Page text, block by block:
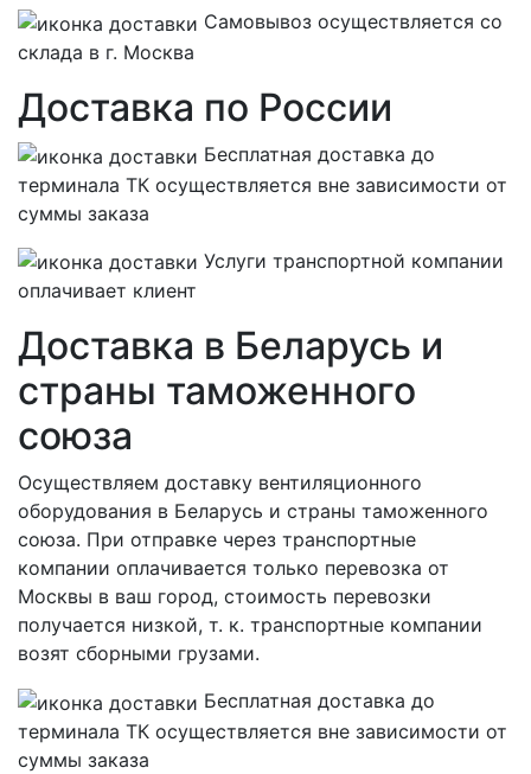
Самовывоз осуществляется со
склада в г. Москва
Доставка по России
Бесплатная доставка до
терминала ТК осуществляется вне зависимости от
суммы заказа
Услуги транспортной компании
оплачивает клиент
Доставка в Беларусь и
страны таможенного
союза
Осуществляем доставку вентиляционного
оборудования в Беларусь и страны таможенного
союза. При отправке через транспортные
компании оплачивается только перевозка от
Москвы в ваш город, стоимость перевозки
получается низкой, т. к. транспортные компании
возят сборными грузами.
Бесплатная доставка до
терминала ТК осуществляется вне зависимости от
суммы заказа